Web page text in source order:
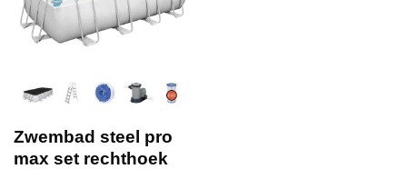
Zwembad steel pro
max set rechthoek